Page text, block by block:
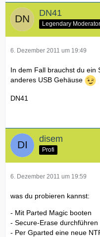
DN41
Legendary Moderator
6. Dezember 2011 um 19:49
In dem Fall brauchst du ein
anderes USB Gehäuse
DN41
disem
Profi
6. Dezember 2011 um 19:59
was du probieren kannst:
- Mit Parted Magic booten
- Secure-Erase durchführen
- Per Gparted eine neue